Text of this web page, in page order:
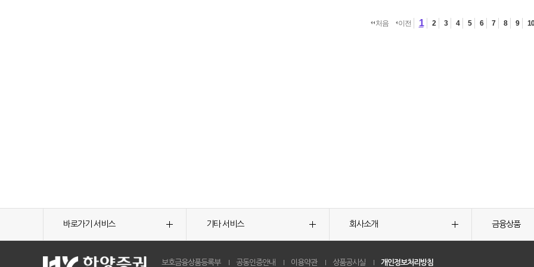
처음 이전 1 2 3 4 5 6 7 8 9 10
바로가기 서비스 기타 서비스 회사소개 금융상품
보호금융상품등록부 공동인증안내 이용약관 상품공시실 개인정보처리방침